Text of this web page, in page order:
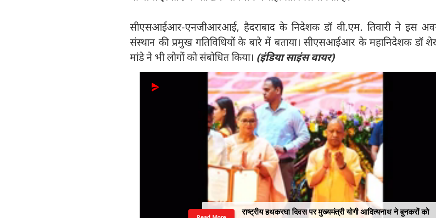
सीएसआईआर-एनजीआरआई, हैदराबाद के निदेशक डॉ वी.एम. तिवारी ने इस
संस्थान की प्रमुख गतिविधियों के बारे में बताया। सीएसआईआर के महानिदेशक डॉ
मांडे ने भी लोगों को संबोधित किया। (इंडिया साइंस वायर)
राष्ट्रीय हथकरघा दिवस पर मुख्यमंत्री योगी आदित्यनाथ ने बुनकरों को